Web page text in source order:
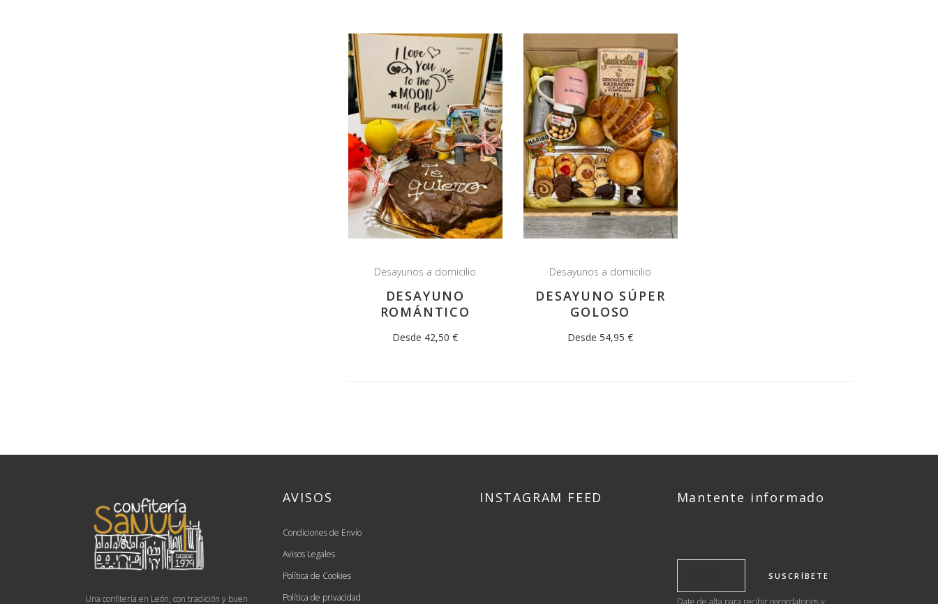
Desayunos a domicilio
DESAYUNO
ROMÁNTICO
Desde 42,50 €
Desayunos a domicilio
DESAYUNO SÚPER
GOLOSO
Desde 54,95 €
Una confitería en León, con tradición y buen
AVISOS
Condiciones de Envío
Avisos Legales
Política de Cookies
Política de privacidad
INSTAGRAM FEED Mantente informado